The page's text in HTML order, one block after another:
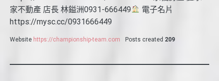
家不動產 店長 林鎰洲0931-666449
電子名片
https://mysc.cc/0931666449
Website https://championship-team.com Posts created 209